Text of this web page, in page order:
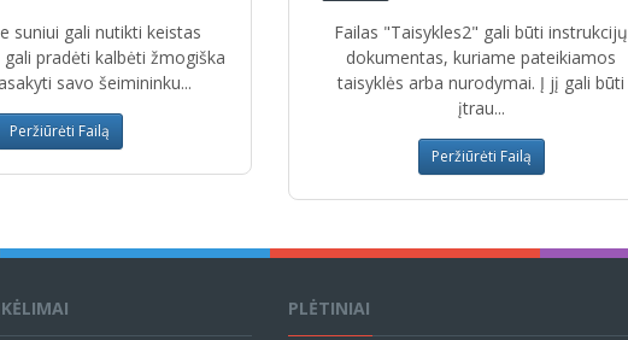
suniui gali nutikti keistas
pradėti kalbėti žmogiška
savo šeimininku...
Peržiūrėti Failą
Failas "Taisykles2" gali būti instrukcijų
dokumentas, kuriame pateikiamos
taisyklės arba nurodymai. Į jį gali būti
įtrau...
Peržiūrėti Failą
PLĖTINIAI